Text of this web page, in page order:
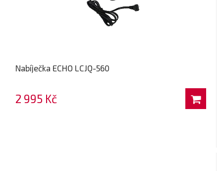
Nabíječka ECHO LCJQ-560
2 995 Kč